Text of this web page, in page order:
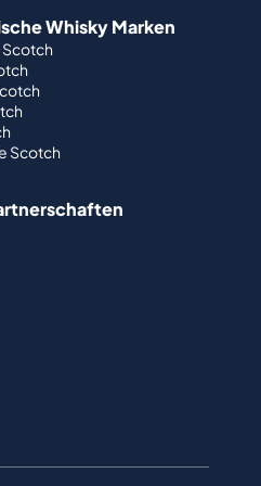
Whisky Marken
Scotch
Scotch